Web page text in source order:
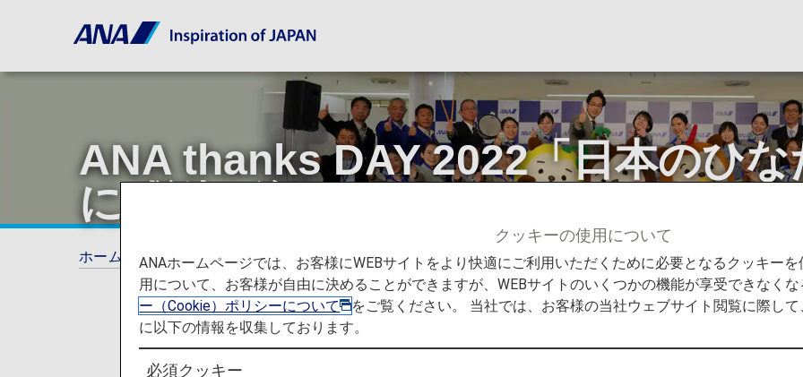
ANA thanks DAY 2022「日本のひな
に感謝を込めて」
ホーム ANAからのお知らせ ANA Future Promise ANA thanks DAY 2022「日本のひなた 宮崎県の皆
クッキーの使用について
ANAホームページでは、お客様にWEBサイトをより快適にご利用いただくために必要となるクッキー
用について、お客様が自由に決めることができますが、WEBサイトのいくつかの機能が享受できなく
ー（Cookie）ポリシーについて
をご覧ください。 当社では、お客様の当社ウェブサイト閲覧に際し
に以下の情報を収集しております。
必須クッキー